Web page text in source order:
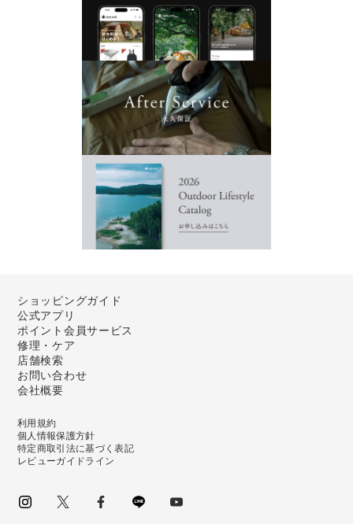
ショッピングガイド
公式アプリ
ポイント会員サービス
修理・ケア
店舗検索
お問い合わせ
会社概要
利用規約
個人情報保護方針
特定商取引法に基づく表記
レビューガイドライン